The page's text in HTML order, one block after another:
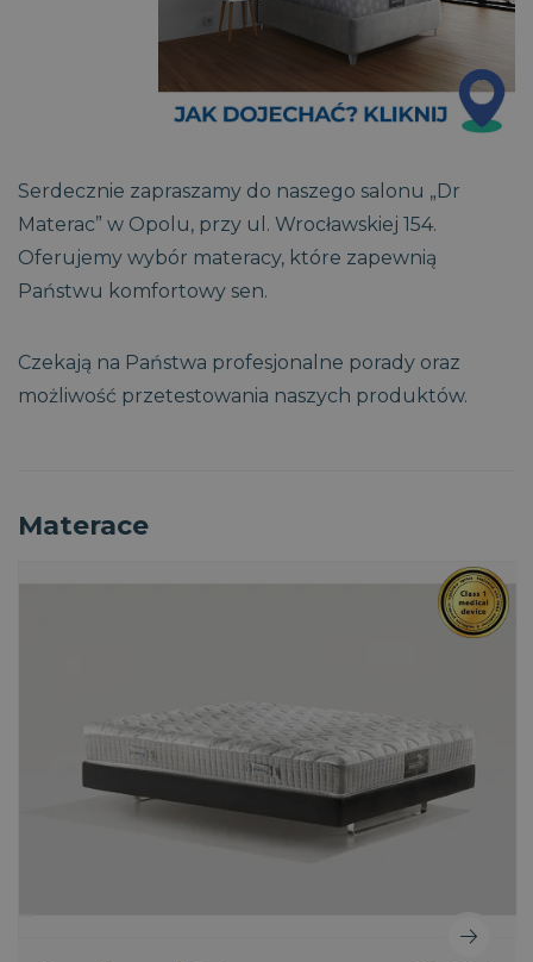
Serdecznie zapraszamy do naszego salonu „Dr
Materac” w Opolu, przy ul. Wrocławskiej 154.
Oferujemy wybór materacy, które zapewnią
Państwu komfortowy sen.
Czekają na Państwa profesjonalne porady oraz
możliwość przetestowania naszych produktów.
Materace